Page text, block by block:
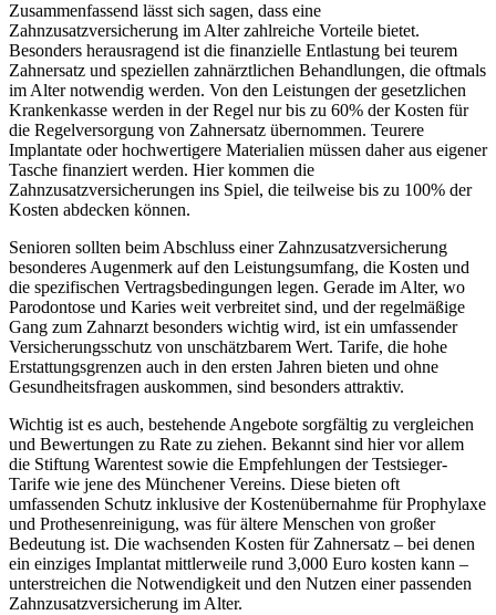
Zusammenfassend lässt sich sagen, dass eine
Zahnzusatzversicherung im Alter zahlreiche Vorteile bietet.
Besonders herausragend ist die finanzielle Entlastung bei teurem
Zahnersatz und speziellen zahnärztlichen Behandlungen, die oftmals
im Alter notwendig werden. Von den Leistungen der gesetzlichen
Krankenkasse werden in der Regel nur bis zu 60% der Kosten für
die Regelversorgung von Zahnersatz übernommen. Teurere
Implantate oder hochwertigere Materialien müssen daher aus eigener
Tasche finanziert werden. Hier kommen die
Zahnzusatzversicherungen ins Spiel, die teilweise bis zu 100% der
Kosten abdecken können.
Senioren sollten beim Abschluss einer Zahnzusatzversicherung
besonderes Augenmerk auf den Leistungsumfang, die Kosten und
die spezifischen Vertragsbedingungen legen. Gerade im Alter, wo
Parodontose und Karies weit verbreitet sind, und der regelmäßige
Gang zum Zahnarzt besonders wichtig wird, ist ein umfassender
Versicherungsschutz von unschätzbarem Wert. Tarife, die hohe
Erstattungsgrenzen auch in den ersten Jahren bieten und ohne
Gesundheitsfragen auskommen, sind besonders attraktiv.
Wichtig ist es auch, bestehende Angebote sorgfältig zu vergleichen
und Bewertungen zu Rate zu ziehen. Bekannt sind hier vor allem
die Stiftung Warentest sowie die Empfehlungen der Testsieger-
Tarife wie jene des Münchener Vereins. Diese bieten oft
umfassenden Schutz inklusive der Kostenübernahme für Prophylaxe
und Prothesenreinigung, was für ältere Menschen von großer
Bedeutung ist. Die wachsenden Kosten für Zahnersatz – bei denen
ein einziges Implantat mittlerweile rund 3,000 Euro kosten kann –
unterstreichen die Notwendigkeit und den Nutzen einer passenden
Zahnzusatzversicherung im Alter.